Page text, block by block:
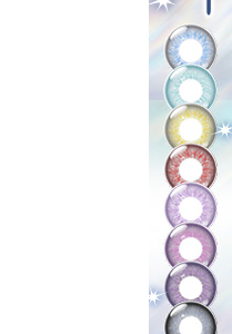
スタンダード
シルバー04
4,050円(税込)